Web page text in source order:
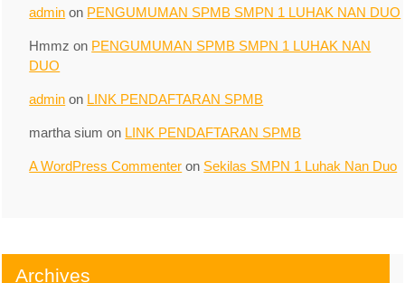
admin on PENGUMUMAN SPMB SMPN 1 LUHAK NAN DUO
Hmmz on PENGUMUMAN SPMB SMPN 1 LUHAK NAN
DUO
admin on LINK PENDAFTARAN SPMB
martha sium on LINK PENDAFTARAN SPMB
A WordPress Commenter on Sekilas SMPN 1 Luhak Nan Duo
Archives